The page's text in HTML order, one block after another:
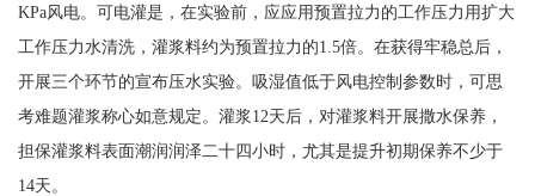
KPa风电。可电灌是，在实验前，应应用预置拉力的工作压力用扩大
工作压力水清洗，灌浆料约为预置拉力的1.5倍。在获得牢稳总后，
开展三个环节的宣布压水实验。吸湿值低于风电控制参数时，可思
考难题灌浆称心如意规定。灌浆12天后，对灌浆料开展撒水保养，
担保灌浆料表面潮润润泽二十四小时，尤其是提升初期保养不少于
14天。